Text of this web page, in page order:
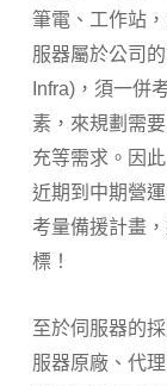
筆電、工作站
服器屬於公司
Infra)，須一併
素，來規劃需
充等需求。因
近期到中期營
考量備援計畫
標！
至於伺服器的
服器原廠、代